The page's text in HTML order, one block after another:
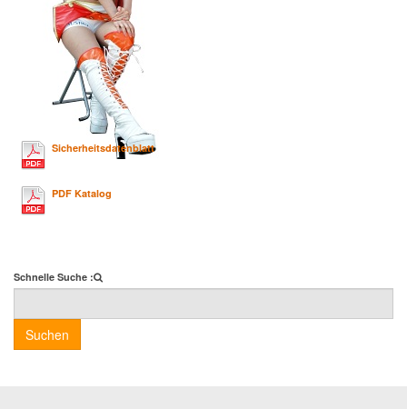
Sicherheitsdatenblatt
PDF Katalog
Schnelle Suche :
Suchen